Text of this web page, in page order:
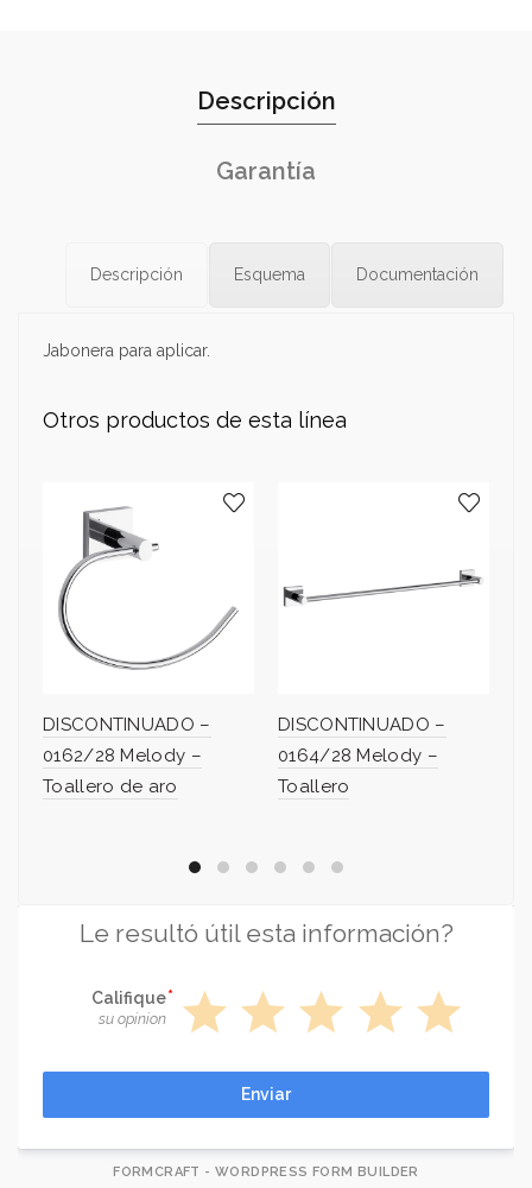
Descripción
Garantía
Descripción Esquema Documentación
Jabonera para aplicar.
Otros productos de esta línea
DISCONTINUADO –
0162/28 Melody –
Toallero de aro
DISCONTINUADO –
0164/28 Melody –
Toallero
Le resultó útil esta información?
Califique
su opinion star star star star star
Enviar
FORMCRAFT - WORDPRESS FORM BUILDER